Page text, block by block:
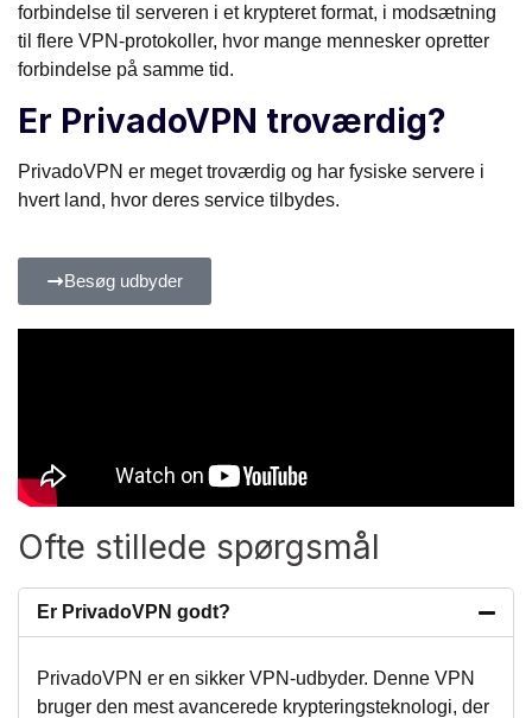
forbindelse til serveren i et krypteret format, i modsætning
til flere VPN-protokoller, hvor mange mennesker opretter
forbindelse på samme tid.
Er PrivadoVPN troværdig?
PrivadoVPN er meget troværdig og har fysiske servere i
hvert land, hvor deres service tilbydes.
Besøg udbyder
Ofte stillede spørgsmål
Er PrivadoVPN godt?
PrivadoVPN er en sikker VPN-udbyder. Denne VPN
bruger den mest avancerede krypteringsteknologi, der